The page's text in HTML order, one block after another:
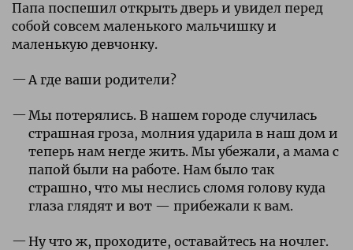
Папа поспешил открыть дверь и увидел перед
собой совсем маленького мальчишку и
маленькую девчонку.
А где ваши родители?
Мы потерялись. В нашем городе случилась
страшная гроза, молния ударила в наш дом и
теперь нам негде жить. Мы убежали, а мама с
папой были на работе. Нам было так
страшно, что мы неслись сломя голову куда
глаза глядят и вот — прибежали к вам.
Ну что ж, проходите, оставайтесь на ночлег.